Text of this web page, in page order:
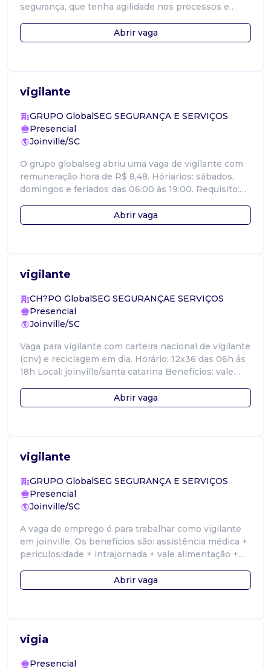
segurança, que tenha agilidade nos processos e
Abrir vaga
vigilante
GRUPO GlobalSEG SEGURANÇA E SERVIÇOS
Presencial
Joinville/SC
O grupo globalseg abriu uma vaga de vigilante com
remuneração hora de R$ 8,48. Hóriarios: sábados,
domingos e feriados das 06:00 às 19:00. Requisito:
Abrir vaga
vigilante
CH?PO GlobalSEG SEGURANÇAE SERVIÇOS
Presencial
Joinville/SC
Vaga para vigilante com carteira nacional de vigilante
(cnv) e reciclagem em dia. Horário: 12x36 das 06h ás
18h Local: joinville/santa catarina Benefícios: vale
Abrir vaga
vigilante
GRUPO GlobalSEG SEGURANÇA E SERVIÇOS
Presencial
Joinville/SC
A vaga de emprego é para trabalhar como vigilante
em joinville. Os benefícios são: assistência médica +
periculosidade + intrajornada + vale alimentação +
Abrir vaga
vigia
Presencial